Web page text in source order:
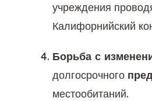
учреждения
Калифорнийский
Борьба с
долгосрочного
местообитаний.